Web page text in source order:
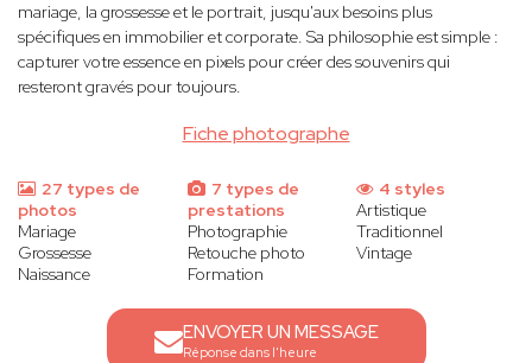
Fiche photographe
mariage, la grossesse et le portrait, jusqu'aux besoins plus
spécifiques en immobilier et corporate. Sa philosophie est simple :
capturer votre essence en pixels pour créer des souvenirs qui
resteront gravés pour toujours.
27 types de
photos
Mariage
Grossesse
Naissance
7 types de
prestations
Photographie
Retouche photo
Formation
4 styles
Artistique
Traditionnel
Vintage
ENVOYER UN MESSAGE
Réponse dans l'heure